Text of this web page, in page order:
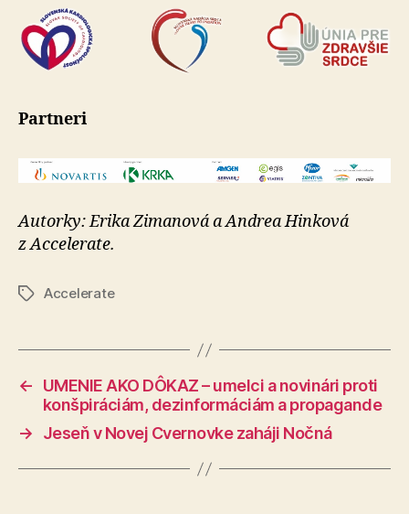
Partneri
Autorky: Erika Zimanová a Andrea Hinková
z Accelerate.
ZnačkyAccelerate
←
UMENIE AKO DÔKAZ – umelci a novinári proti
konšpiráciám, dezinformáciám a propagande
→
Jeseň v Novej Cvernovke zaháji Nočná